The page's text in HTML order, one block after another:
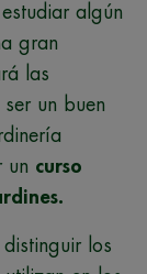
algún
gran
las
un buen
un curso
los